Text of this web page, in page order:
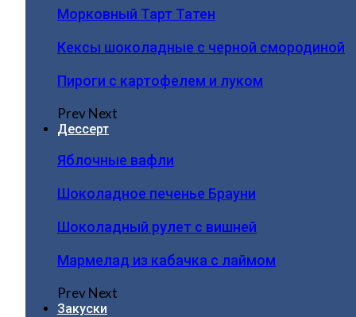
Морковный Тарт Татен
Кексы шоколадные с черной смородиной
Пироги c картофелем и луком
PrevNext
Дессерт
Яблочные вафли
Шоколадное печенье Брауни
Шоколадный рулет с вишней
Мармелад из кабачка с лаймом
PrevNext
Закуски